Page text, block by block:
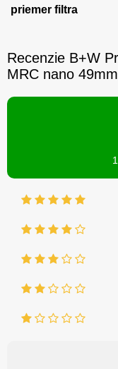
priemer filtra
Recenzie B+W
MRC nano 49mm